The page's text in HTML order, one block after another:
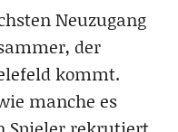
Neuzugang
der
kommt.
manche es